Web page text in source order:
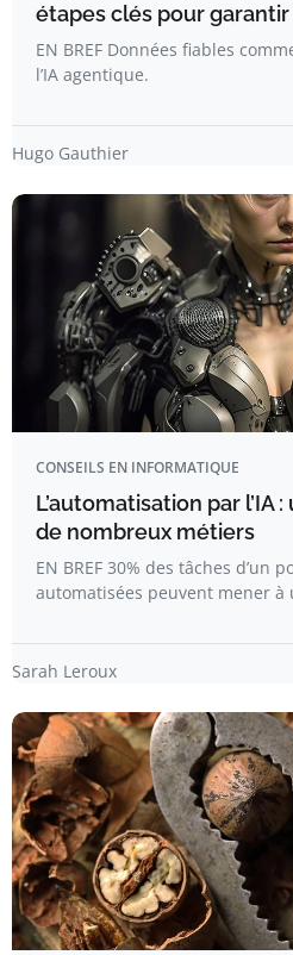
étapes clés pour
EN BREF Données fiables
l’IA agentique.
Hugo Gauthier
CONSEILS EN INFORMATIQUE
L’automatisation par l’IA
de nombreux métiers
EN BREF 30% des tâches d’un
automatisées peuvent mener
Sarah Leroux